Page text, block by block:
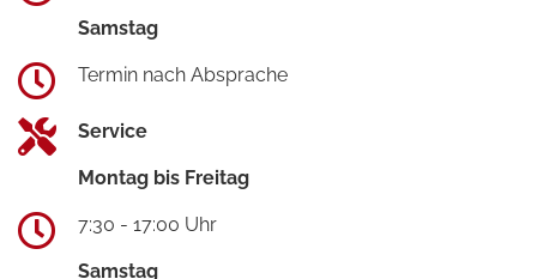
Samstag
Termin nach Absprache
Service
Montag bis Freitag
7:30 - 17:00 Uhr
Samstag